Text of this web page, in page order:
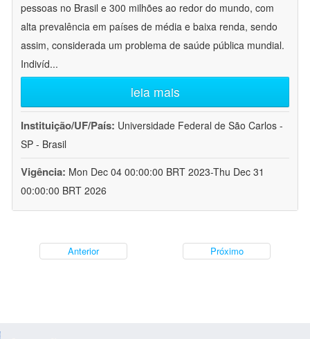
pessoas no Brasil e 300 milhões ao redor do mundo, com
alta prevalência em países de média e baixa renda, sendo
assim, considerada um problema de saúde pública mundial.
Indivíd...
leia mais
Instituição/UF/País: Universidade Federal de São Carlos -
SP - Brasil
Vigência: Mon Dec 04 00:00:00 BRT 2023-Thu Dec 31
00:00:00 BRT 2026
Anterior Próximo